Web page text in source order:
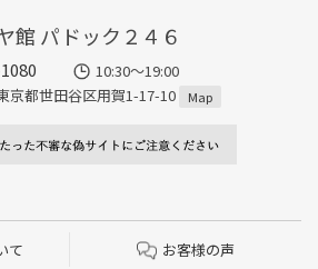
館 パドック２４６
10:30～19:00
都世田谷区用賀1-17-10
Map
て お客様の声